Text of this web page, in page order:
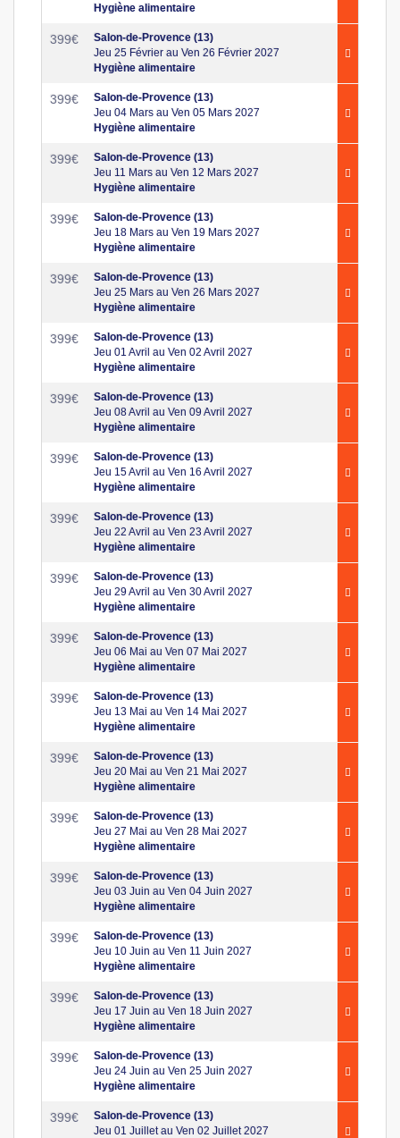
Hygiène alimentaire
399€
Salon-de-Provence (13)
Jeu 25 Février au Ven 26 Février 2027
Hygiène alimentaire
399€
Salon-de-Provence (13)
Jeu 04 Mars au Ven 05 Mars 2027
Hygiène alimentaire
399€
Salon-de-Provence (13)
Jeu 11 Mars au Ven 12 Mars 2027
Hygiène alimentaire
399€
Salon-de-Provence (13)
Jeu 18 Mars au Ven 19 Mars 2027
Hygiène alimentaire
399€
Salon-de-Provence (13)
Jeu 25 Mars au Ven 26 Mars 2027
Hygiène alimentaire
399€
Salon-de-Provence (13)
Jeu 01 Avril au Ven 02 Avril 2027
Hygiène alimentaire
399€
Salon-de-Provence (13)
Jeu 08 Avril au Ven 09 Avril 2027
Hygiène alimentaire
399€
Salon-de-Provence (13)
Jeu 15 Avril au Ven 16 Avril 2027
Hygiène alimentaire
399€
Salon-de-Provence (13)
Jeu 22 Avril au Ven 23 Avril 2027
Hygiène alimentaire
399€
Salon-de-Provence (13)
Jeu 29 Avril au Ven 30 Avril 2027
Hygiène alimentaire
399€
Salon-de-Provence (13)
Jeu 06 Mai au Ven 07 Mai 2027
Hygiène alimentaire
399€
Salon-de-Provence (13)
Jeu 13 Mai au Ven 14 Mai 2027
Hygiène alimentaire
399€
Salon-de-Provence (13)
Jeu 20 Mai au Ven 21 Mai 2027
Hygiène alimentaire
399€
Salon-de-Provence (13)
Jeu 27 Mai au Ven 28 Mai 2027
Hygiène alimentaire
399€
Salon-de-Provence (13)
Jeu 03 Juin au Ven 04 Juin 2027
Hygiène alimentaire
399€
Salon-de-Provence (13)
Jeu 10 Juin au Ven 11 Juin 2027
Hygiène alimentaire
399€
Salon-de-Provence (13)
Jeu 17 Juin au Ven 18 Juin 2027
Hygiène alimentaire
399€
Salon-de-Provence (13)
Jeu 24 Juin au Ven 25 Juin 2027
Hygiène alimentaire
399€
Salon-de-Provence (13)
Jeu 01 Juillet au Ven 02 Juillet 2027